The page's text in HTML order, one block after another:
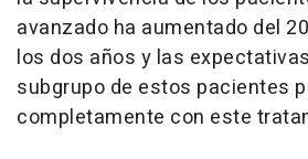
avanzado ha aumentado del
los dos años y las
subgrupo de estos pacientes
completamente con este